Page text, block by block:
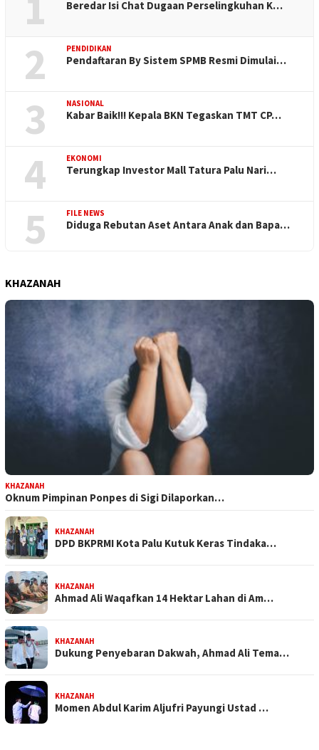
Beredar Isi Chat Dugaan Perselingkuhan K…
2 PENDIDIKAN
Pendaftaran By Sistem SPMB Resmi Dimulai…
3 NASIONAL
Kabar Baik!!! Kepala BKN Tegaskan TMT CP…
4 EKONOMI
Terungkap Investor Mall Tatura Palu Nari…
5 FILE NEWS
Diduga Rebutan Aset Antara Anak dan Bapa…
KHAZANAH
KHAZANAH
Oknum Pimpinan Ponpes di Sigi Dilaporkan…
KHAZANAH
DPD BKPRMI Kota Palu Kutuk Keras Tindaka…
KHAZANAH
Ahmad Ali Waqafkan 14 Hektar Lahan di Am…
KHAZANAH
Dukung Penyebaran Dakwah, Ahmad Ali Tema…
KHAZANAH
Momen Abdul Karim Aljufri Payungi Ustad …